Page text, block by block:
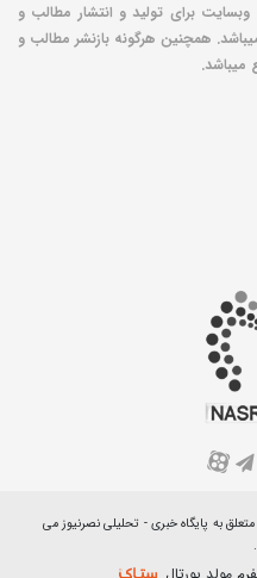
برای تولید و انتشار مطالب و
همچنین هرگونه بازنشر مطالب و
میباشد.
A
به پایگاه خبری - تحلیلی نصرنیوز می
مولد پورتال